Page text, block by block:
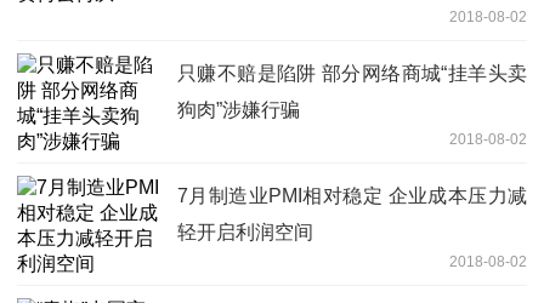
2018-08-02
只赚不赔是陷阱 部分网络商城“挂羊头卖
狗肉”涉嫌行骗
2018-08-02
7月制造业PMI相对稳定 企业成本压力减
轻开启利润空间
2018-08-02